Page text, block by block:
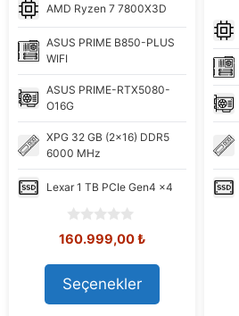
AMD Ryzen 7 7800X3D
ASUS PRIME B850-PLUS
WIFI
ASUS PRIME-RTX5080-
O16G
XPG 32 GB (2x16) DDR5
6000 MHz
Lexar 1 TB PCIe Gen4 x4
0
o
u
t
o
f
Orijinal
168.960,73 ₺.
160.999,00₺Şu
Seçenekler